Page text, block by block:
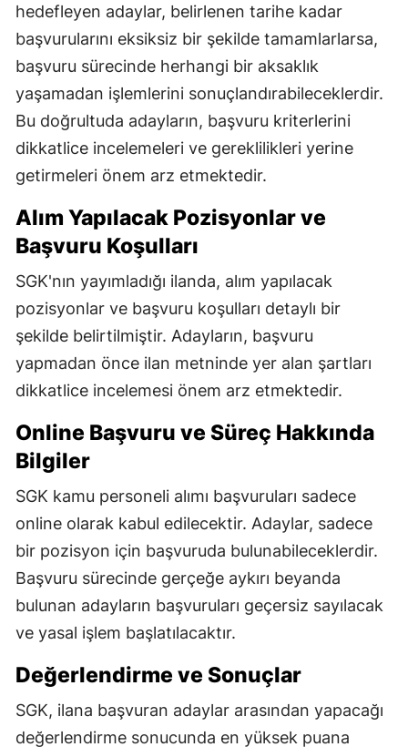
hedefleyen adaylar, belirlenen tarihe kadar
başvurularını eksiksiz bir şekilde tamamlarlarsa,
başvuru sürecinde herhangi bir aksaklık
yaşamadan işlemlerini sonuçlandırabileceklerdir.
Bu doğrultuda adayların, başvuru kriterlerini
dikkatlice incelemeleri ve gereklilikleri yerine
getirmeleri önem arz etmektedir.
Alım Yapılacak Pozisyonlar ve
Başvuru Koşulları
SGK'nın yayımladığı ilanda, alım yapılacak
pozisyonlar ve başvuru koşulları detaylı bir
şekilde belirtilmiştir. Adayların, başvuru
yapmadan önce ilan metninde yer alan şartları
dikkatlice incelemesi önem arz etmektedir.
Online Başvuru ve Süreç Hakkında
Bilgiler
SGK kamu personeli alımı başvuruları sadece
online olarak kabul edilecektir. Adaylar, sadece
bir pozisyon için başvuruda bulunabileceklerdir.
Başvuru sürecinde gerçeğe aykırı beyanda
bulunan adayların başvuruları geçersiz sayılacak
ve yasal işlem başlatılacaktır.
Değerlendirme ve Sonuçlar
SGK, ilana başvuran adaylar arasından yapacağı
değerlendirme sonucunda en yüksek puana